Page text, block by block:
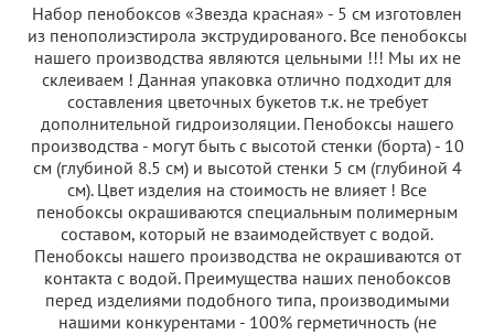
Набор пенобоксов «Звезда красная» - 5 см изготовлен
из пенополиэстирола экструдированого. Все пенобоксы
нашего производства являются цельными !!! Мы их не
склеиваем ! Данная упаковка отлично подходит для
составления цветочных букетов т.к. не требует
дополнительной гидроизоляции. Пенобоксы нашего
производства - могут быть с высотой стенки (борта) - 10
см (глубиной 8.5 см) и высотой стенки 5 см (глубиной 4
см). Цвет изделия на стоимость не влияет ! Все
пенобоксы окрашиваются специальным полимерным
составом, который не взаимодействует с водой.
Пенобоксы нашего производства не окрашиваются от
контакта с водой. Преимущества наших пенобоксов
перед изделиями подобного типа, производимыми
нашими конкурентами - 100% герметичность (не